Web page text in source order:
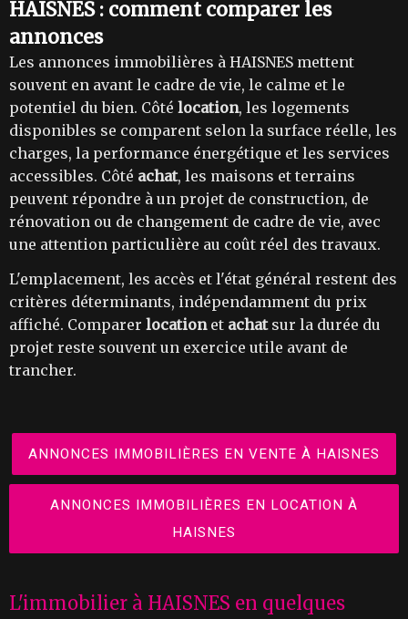
HAISNES : comment comparer les
annonces
Les annonces immobilières à HAISNES mettent
souvent en avant le cadre de vie, le calme et le
potentiel du bien. Côté location, les logements
disponibles se comparent selon la surface réelle, les
charges, la performance énergétique et les services
accessibles. Côté achat, les maisons et terrains
peuvent répondre à un projet de construction, de
rénovation ou de changement de cadre de vie, avec
une attention particulière au coût réel des travaux.
L'emplacement, les accès et l'état général restent des
critères déterminants, indépendamment du prix
affiché. Comparer locationet achatsur la durée du
projet reste souvent un exercice utile avant de
trancher.
ANNONCES IMMOBILIÈRES EN VENTE À HAISNES
ANNONCES IMMOBILIÈRES EN LOCATION À
HAISNES
L'immobilier à HAISNES en quelques